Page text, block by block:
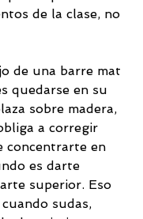
de la clase, no
de una barre mat
quedarse en su
sobre madera,
a corregir
concentrarte en
es darte
superior. Eso
sudas,